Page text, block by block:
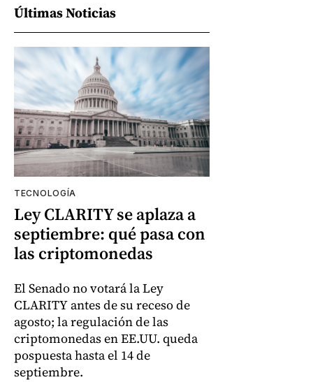
Últimas Noticias
TECNOLOGÍA
Ley CLARITY se aplaza a
septiembre: qué pasa con
las criptomonedas
El Senado no votará la Ley
CLARITY antes de su receso de
agosto; la regulación de las
criptomonedas en EE.UU. queda
pospuesta hasta el 14 de
septiembre.